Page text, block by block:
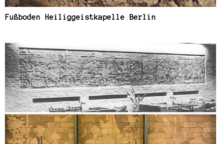
Fußboden Heiliggeistkapelle Berlin